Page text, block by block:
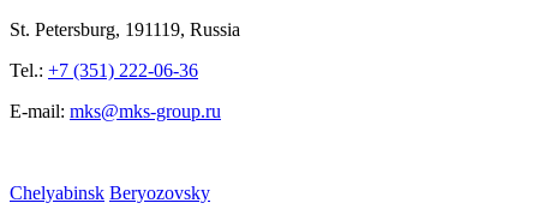
St. Petersburg, 191119, Russia
Tel.: +7 (351) 222-06-36
E-mail: mks@mks-group.ru
Chelyabinsk Beryozovsky